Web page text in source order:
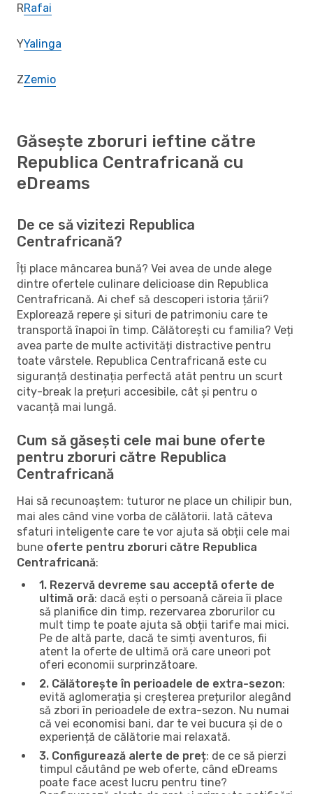
RRafai
YYalinga
ZZemio
Găsește zboruri ieftine către
Republica Centrafricană cu
eDreams
De ce să vizitezi Republica
Centrafricană?
Îți place mâncarea bună? Vei avea de unde alege
dintre ofertele culinare delicioase din Republica
Centrafricană. Ai chef să descoperi istoria țării?
Explorează repere și situri de patrimoniu care te
transportă înapoi în timp. Călătorești cu familia? Veți
avea parte de multe activități distractive pentru
toate vârstele. Republica Centrafricană este cu
siguranță destinația perfectă atât pentru un scurt
city-break la prețuri accesibile, cât și pentru o
vacanță mai lungă.
Cum să găsești cele mai bune oferte
pentru zboruri către Republica
Centrafricană
Hai să recunoaștem: tuturor ne place un chilipir bun,
mai ales când vine vorba de călătorii. Iată câteva
sfaturi inteligente care te vor ajuta să obții cele mai
bune oferte pentru zboruri către Republica
Centrafricană:
1. Rezervă devreme sau acceptă oferte de
ultimă oră: dacă ești o persoană căreia îi place
să planifice din timp, rezervarea zborurilor cu
mult timp te poate ajuta să obții tarife mai mici.
Pe de altă parte, dacă te simți aventuros, fii
atent la oferte de ultimă oră care uneori pot
oferi economii surprinzătoare.
2. Călătorește în perioadele de extra-sezon:
evită aglomerația și creșterea prețurilor alegând
să zbori în perioadele de extra-sezon. Nu numai
că vei economisi bani, dar te vei bucura și de o
experiență de călătorie mai relaxată.
3. Configurează alerte de preț: de ce să pierzi
timpul căutând pe web oferte, când eDreams
poate face acest lucru pentru tine?